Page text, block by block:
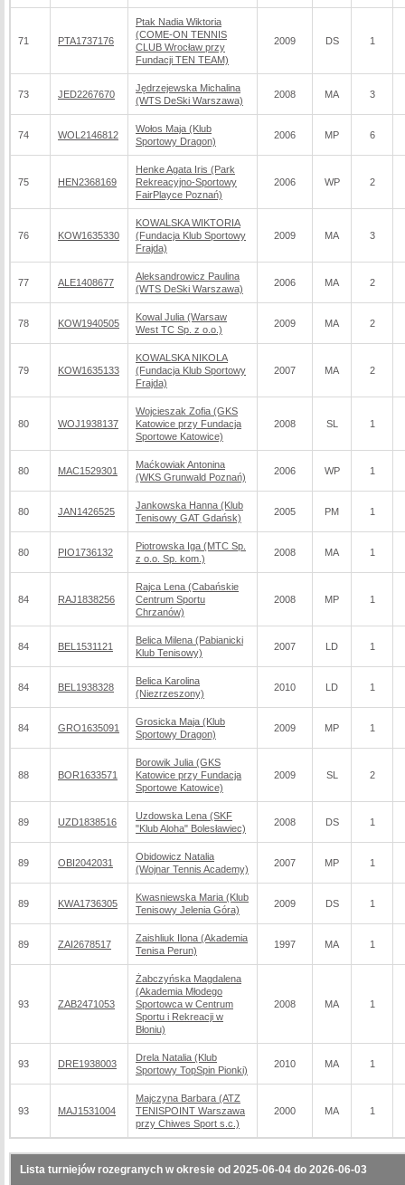
71 PTA1737176
Ptak Nadia Wiktoria
(COME-ON TENNIS
CLUB Wrocław przy
Fundacji TEN TEAM)
2009 DS 1
73 JED2267670
Jędrzejewska Michalina
(WTS DeSki Warszawa)
2008 MA 3
74 WOL2146812
Wołos Maja (Klub
Sportowy Dragon)
2006 MP 6
75 HEN2368169
Henke Agata Iris (Park
Rekreacyjno-Sportowy
FairPlayce Poznań)
2006 WP 2
76 KOW1635330
KOWALSKA WIKTORIA
(Fundacja Klub Sportowy
Frajda)
2009 MA 3
77 ALE1408677
Aleksandrowicz Paulina
(WTS DeSki Warszawa)
2006 MA 2
78 KOW1940505
Kowal Julia (Warsaw
West TC Sp. z o.o.)
2009 MA 2
79 KOW1635133
KOWALSKA NIKOLA
(Fundacja Klub Sportowy
Frajda)
2007 MA 2
80 WOJ1938137
Wojcieszak Zofia (GKS
Katowice przy Fundacja
Sportowe Katowice)
2008 SL 1
80 MAC1529301
Maćkowiak Antonina
(WKS Grunwald Poznań)
2006 WP 1
80 JAN1426525
Jankowska Hanna (Klub
Tenisowy GAT Gdańsk)
2005 PM 1
80 PIO1736132
Piotrowska Iga (MTC Sp.
z o.o. Sp. kom.)
2008 MA 1
84 RAJ1838256
Rajca Lena (Cabańskie
Centrum Sportu
Chrzanów)
2008 MP 1
84 BEL1531121
Belica Milena (Pabianicki
Klub Tenisowy)
2007 LD 1
84 BEL1938328
Belica Karolina
(Niezrzeszony)
2010 LD 1
84 GRO1635091
Grosicka Maja (Klub
Sportowy Dragon)
2009 MP 1
88 BOR1633571
Borowik Julia (GKS
Katowice przy Fundacja
Sportowe Katowice)
2009 SL 2
89 UZD1838516
Uzdowska Lena (SKF
"Klub Aloha" Bolesławiec)
2008 DS 1
89 OBI2042031
Obidowicz Natalia
(Wojnar Tennis Academy)
2007 MP 1
89 KWA1736305
Kwasniewska Maria (Klub
Tenisowy Jelenia Góra)
2009 DS 1
89 ZAI2678517
Zaishliuk Ilona (Akademia
Tenisa Perun)
1997 MA 1
93 ZAB2471053
Żabczyńska Magdalena
(Akademia Młodego
Sportowca w Centrum
Sportu i Rekreacji w
Błoniu)
2008 MA 1
93 DRE1938003
Drela Natalia (Klub
Sportowy TopSpin Pionki)
2010 MA 1
93 MAJ1531004
Majczyna Barbara (ATZ
TENISPOINT Warszawa
przy Chiwes Sport s.c.)
2000 MA 1
Lista turniejów rozegranych w okresie od 2025-06-04 do 2026-06-03